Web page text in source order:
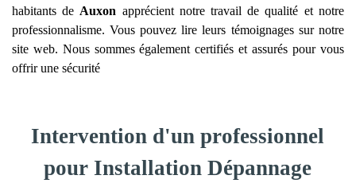
habitants de Auxon apprécient notre travail de qualité et notre
professionnalisme. Vous pouvez lire leurs témoignages sur notre
site web. Nous sommes également certifiés et assurés pour vous
offrir une sécurité
Intervention d'un professionnel
pour Installation Dépannage